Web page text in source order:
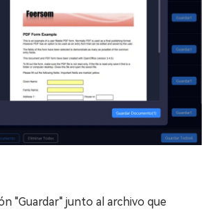
"Guardar" junto al archivo que